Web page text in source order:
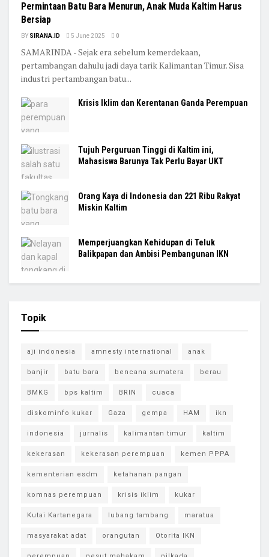
Permintaan Batu Bara Menurun, Anak Muda Kaltim Harus
Bersiap
BY SIRANA.ID 5 June 2025 0
SAMARINDA - Sejak era sebelum kemerdekaan,
pertambangan dahulu jadi daya tarik Kalimantan Timur. Sisa
industri pertambangan batu...
Krisis Iklim dan Kerentanan Ganda Perempuan
Tujuh Perguruan Tinggi di Kaltim ini,
Mahasiswa Barunya Tak Perlu Bayar UKT
Orang Kaya di Indonesia dan 221 Ribu Rakyat
Miskin Kaltim
Memperjuangkan Kehidupan di Teluk
Balikpapan dan Ambisi Pembangunan IKN
Topik
aji indonesia amnesty international anak
banjir batu bara bencana sumatera berau
BMKG bps kaltim BRIN cuaca
diskominfo kukar Gaza gempa HAM ikn
indonesia jurnalis kalimantan timur kaltim
kekerasan kekerasan perempuan kemen PPPA
kementerian esdm ketahanan pangan
komnas perempuan krisis iklim kukar
Kutai Kartanegara lubang tambang maratua
masyarakat adat orangutan Otorita IKN